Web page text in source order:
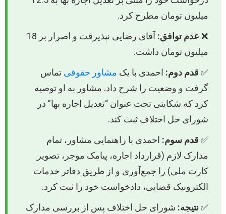
میلیون تومان مطرح کرد.
❌ عدم توافق:
آقای رضایی نپذیرفت و اصرار بر 18
میلیون تومان داشت.
✅ قدم دوم: احمدی با یک مشاور حقوقی تماس
گرفت و وضعیت را شرح داد. مشاور به او توصیه
کرد که شکایتی تحت عنوان “تعدیل اجاره بها” در
شورای حل اختلاف ثبت کند.
✅ قدم سوم: احمدی با راهنمایی مشاور، تمام
مدارک لازم (قرارداد اجاره، پیامک موجر، تصویر
کارت ملی) را جمع‌آوری و از طریق دفاتر خدمات
الکترونیک قضایی، دادخواست خود را ثبت کرد.
✅ نتیجه: شورای حل اختلاف پس از بررسی مدارک